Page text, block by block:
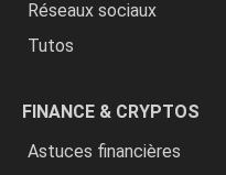
Réseaux sociaux
Tutos
FINANCE & CRYPTOS
Astuces financières